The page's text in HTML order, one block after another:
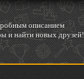
описанием
и найти новых друзей!